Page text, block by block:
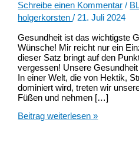
Schreibe einen Kommentar /
holgerkorsten/21. Juli 2024
Gesundheit ist das wichtigste
Wünsche! Mir reicht nur ein
dieser Satz bringt auf den
vergessen! Unsere
In einer Welt, die von Hektik,
dominiert wird, treten wir
Füßen und nehmen […]
Gesundheit
Beitrag weiterlesen »